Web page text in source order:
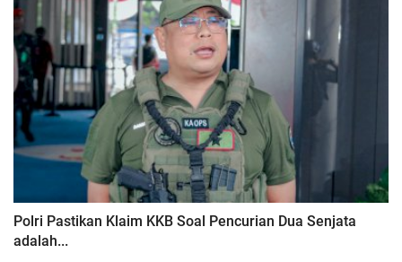
Polri Pastikan Klaim KKB Soal Pencurian Dua Senjata
adalah...